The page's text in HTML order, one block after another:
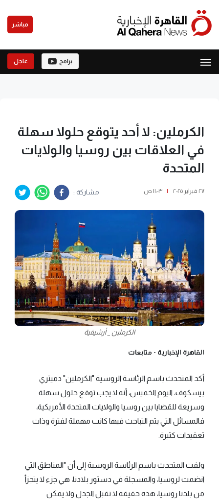
مباشر
برامج عاجل
الكرملين: لا أحد يتوقع حلولا سهلة
في العلاقات بين روسيا والولايات
المتحدة
٢٧ فبراير ٢٠٢٥ | ١١:٠٣ ص مشاركة :
الكرملين _ أرشيفية
القاهرة الإخبارية - متابعات
أكد المتحدث باسم الرئاسة الروسية "الكرملين" دميتري
بيسكوف، اليوم الخميس، أنه لا يجب توقع حلول سهلة
وسريعة للقضايا بين روسيا والولايات المتحدة الأمريكية،
فالمسائل التي يتم التباحث فيها كانت مهملة لفترة وذات
تعقيدات كثيرة.
ولفت المتحدث باسم الرئاسة الروسية إلى أن "المناطق التي
انضمت لروسيا، والمسجلة في دستور بلادنا، هي جزء لا يتجزأ
من بلدنا روسيا، هذه حقيقة لا تقبل الجدل ولا يمكن